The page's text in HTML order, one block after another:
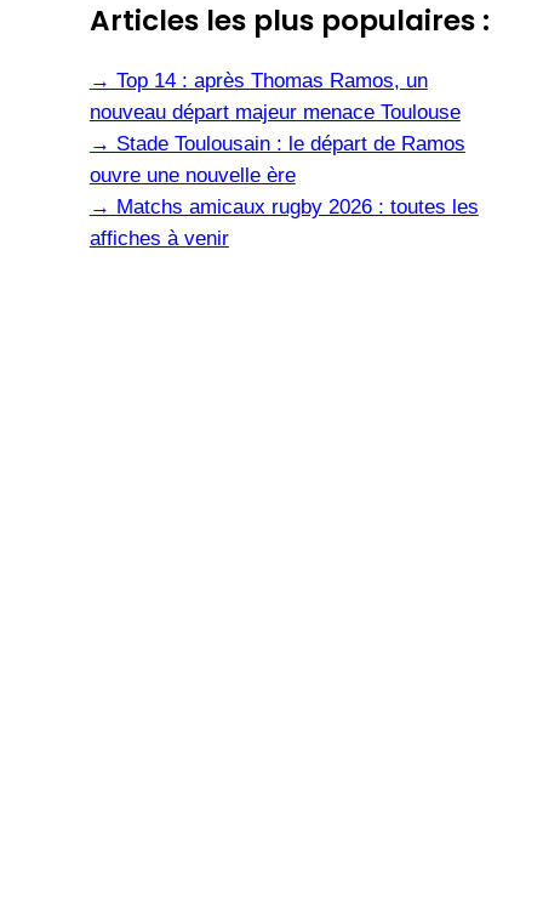
Articles les plus populaires :
→ Top 14 : après Thomas Ramos, un
nouveau départ majeur menace Toulouse
→ Stade Toulousain : le départ de Ramos
ouvre une nouvelle ère
→ Matchs amicaux rugby 2026 : toutes les
affiches à venir